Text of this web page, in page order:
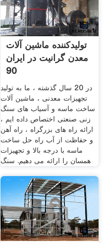
تولیدکننده ماشین آلات
معدن گرانیت در ایران
90
در 20 سال گذشته ، ما به تولید
تجهیزات معدنی ، ماشین آلات
ساخت ماسه و آسیاب های سنگ
زنی صنعتی اختصاص داده ایم ،
ارائه راه های بزرگراه ، راه آهن
و حفاظت از آب راه حل ساخت
ماسه با درجه بالا و تجهیزات
همسان را ارائه می دهیم. سنگ